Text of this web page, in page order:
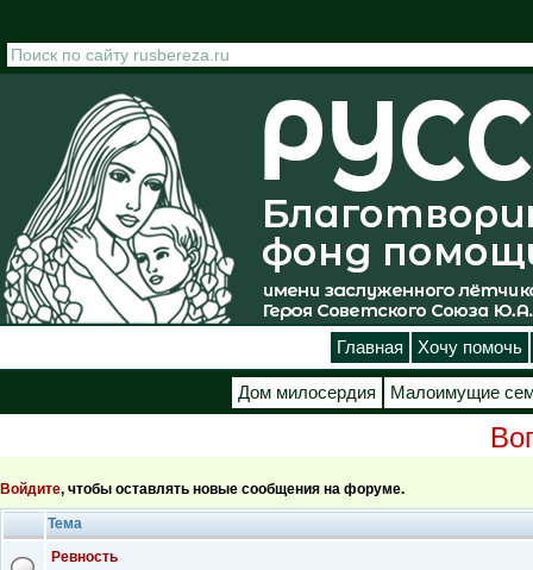
Главная Хочу помочь
Дом милосердия Малоимущие
Войдите, чтобы оставлять новые сообщения на форуме.
Тема
Ревность